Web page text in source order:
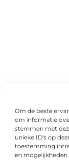
Om de beste
om informatie
stemmen met
unieke ID's op
toestemming
en mogelijkheden.